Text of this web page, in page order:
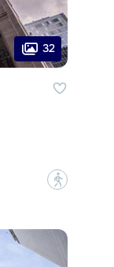
32
?